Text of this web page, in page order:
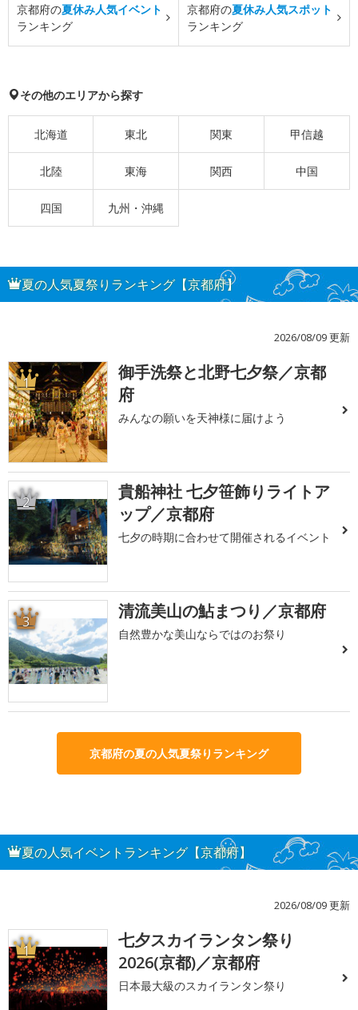
京都府の夏休み人気イベント
ランキング
京都府の夏休み人気スポット
ランキング
その他のエリアから探す
北海道 東北 関東 甲信越
北陸 東海 関西 中国
四国 九州・沖縄
夏の人気夏祭りランキング【京都府】
2026/08/09 更新
1
御手洗祭と北野七夕祭／京都
府
みんなの願いを天神様に届けよう
2
貴船神社 七夕笹飾りライトア
ップ／京都府
七夕の時期に合わせて開催されるイベント
3 清流美山の鮎まつり／京都府
自然豊かな美山ならではのお祭り
京都府の夏の人気夏祭りランキング
夏の人気イベントランキング【京都府】
2026/08/09 更新
1
七夕スカイランタン祭り
2026(京都)／京都府
日本最大級のスカイランタン祭り